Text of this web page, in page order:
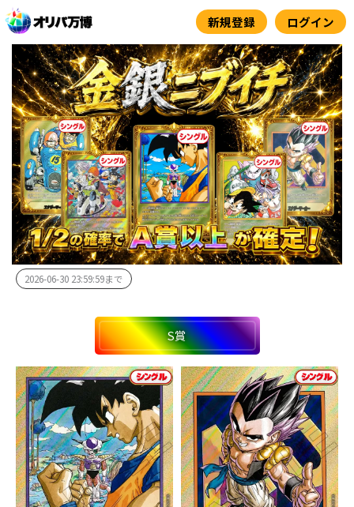
容
新規登録 ログイン
2026-06-30 23:59:59まで
S賞